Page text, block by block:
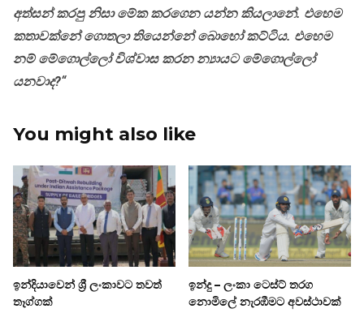
අත්සන් කරපු නිසා මේක කරගෙන යන්න කියලානේ. එහෙම
කතාවක්නේ ගොතලා තියෙන්නේ බොහෝ කට්ටිය. එහෙම
නම් මේගොල්ලෝ විශ්වාස කරන න්‍යායට මේගොල්ලෝ
යනවාද?“
You might also like
ඉන්දියාවෙන් ශ්‍රී ලංකාවට තවත්
තෑග්ගක්
ඉන්දු – ලංකා ටෙස්ට් තරග
නොමිලේ නැරඹීමට අවස්ථාවක්